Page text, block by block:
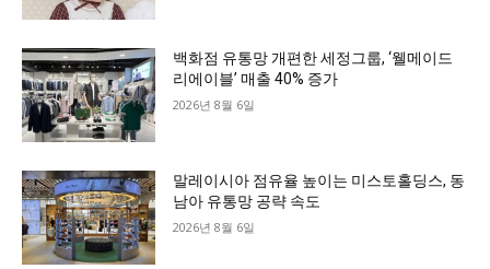
백화점 유통망 개편한 세정그룹, ‘웰메이드
리에이블’ 매출 40% 증가
2026년 8월 6일
말레이시아 점유율 높이는 미스토홀딩스, 동
남아 유통망 공략 속도
2026년 8월 6일